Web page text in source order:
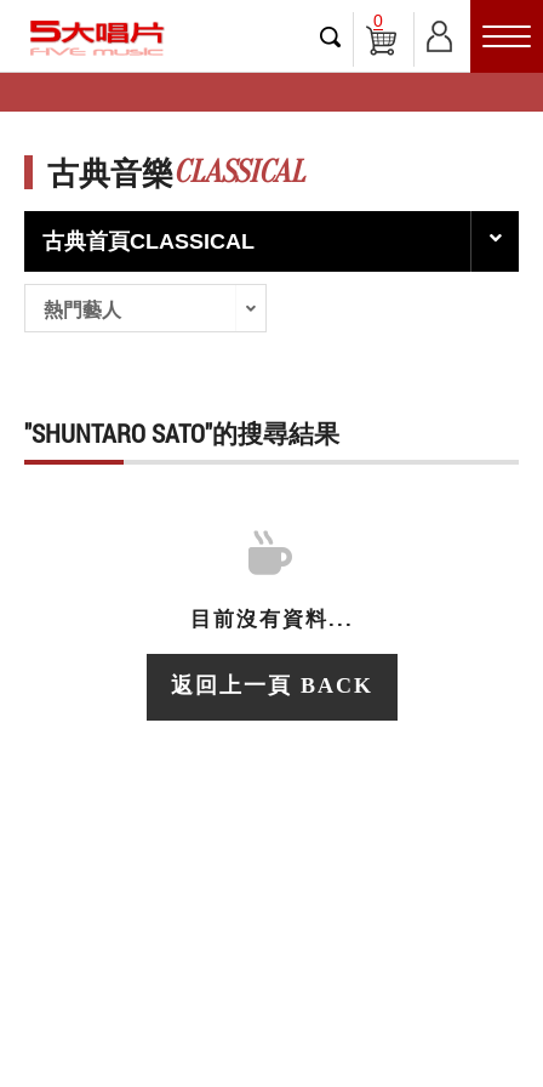
0
古典音樂CLASSICAL
古典首頁CLASSICAL
熱門藝人
"SHUNTARO SATO"的搜尋結果
目前沒有資料...
返回上一頁 BACK